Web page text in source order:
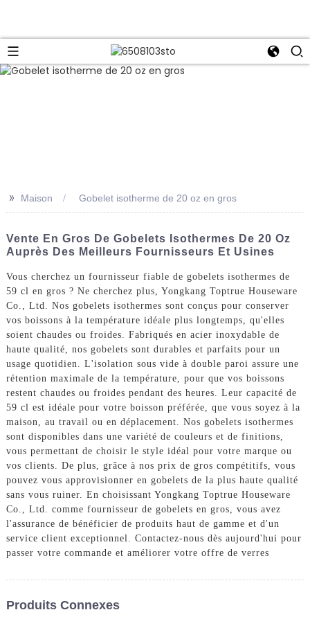
>> Maison Gobelet isotherme de 20 oz en gros
Vente En Gros De Gobelets Isothermes De 20 Oz
Auprès Des Meilleurs Fournisseurs Et Usines
Vous cherchez un fournisseur fiable de gobelets isothermes de
59 cl en gros ? Ne cherchez plus, Yongkang Toptrue Houseware
Co., Ltd. Nos gobelets isothermes sont conçus pour conserver
vos boissons à la température idéale plus longtemps, qu'elles
soient chaudes ou froides. Fabriqués en acier inoxydable de
haute qualité, nos gobelets sont durables et parfaits pour un
usage quotidien. L'isolation sous vide à double paroi assure une
rétention maximale de la température, pour que vos boissons
restent chaudes ou froides pendant des heures. Leur capacité de
59 cl est idéale pour votre boisson préférée, que vous soyez à la
maison, au travail ou en déplacement. Nos gobelets isothermes
sont disponibles dans une variété de couleurs et de finitions,
vous permettant de choisir le style idéal pour votre marque ou
vos clients. De plus, grâce à nos prix de gros compétitifs, vous
pouvez vous approvisionner en gobelets de la plus haute qualité
sans vous ruiner. En choisissant Yongkang Toptrue Houseware
Co., Ltd. comme fournisseur de gobelets en gros, vous avez
l'assurance de bénéficier de produits haut de gamme et d'un
service client exceptionnel. Contactez-nous dès aujourd'hui pour
passer votre commande et améliorer votre offre de verres
Produits Connexes